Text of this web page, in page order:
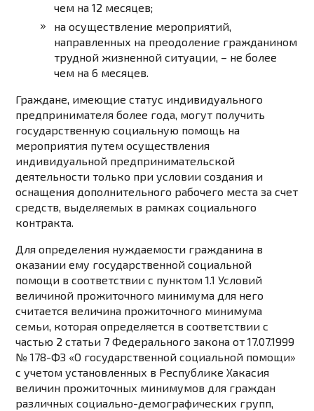
чем на 12 месяцев;
на осуществление мероприятий,
направленных на преодоление гражданином
трудной жизненной ситуации, – не более
чем на 6 месяцев.
Граждане, имеющие статус индивидуального
предпринимателя более года, могут получить
государственную социальную помощь на
мероприятия путем осуществления
индивидуальной предпринимательской
деятельности только при условии создания и
оснащения дополнительного рабочего места за счет
средств, выделяемых в рамках социального
контракта.
Для определения нуждаемости гражданина в
оказании ему государственной социальной
помощи в соответствии с пунктом 1.1 Условий
величиной прожиточного минимума для него
считается величина прожиточного минимума
семьи, которая определяется в соответствии с
частью 2 статьи 7 Федерального закона от 17.07.1999
№ 178-ФЗ «О государственной социальной помощи»
с учетом установленных в Республике Хакасия
величин прожиточных минимумов для граждан
различных социально-демографических групп,